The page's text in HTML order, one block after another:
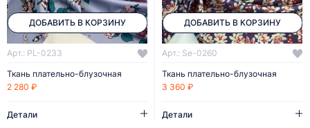
ДОБАВИТЬ В КОРЗИНУ
Арт.: PL-0233
Ткань плательно-блузочная
2 280 ₽
Детали
ДОБАВИТЬ В КОРЗИНУ
Арт.: Se-0260
Ткань плательно-блузочная
3 360 ₽
Детали